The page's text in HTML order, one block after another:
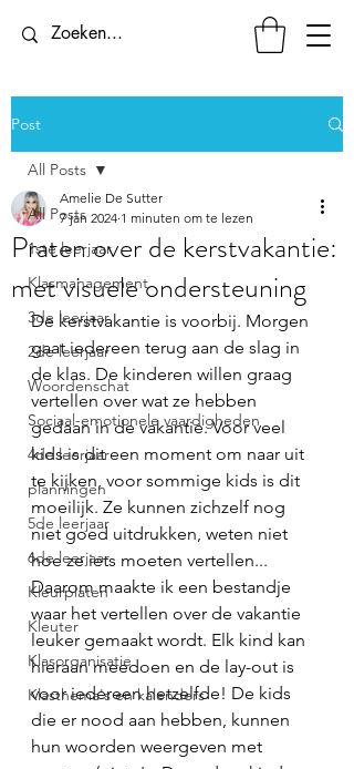
Post
All Posts
1ste leerjaar
Klasmanagement
3de leerjaar
2de leerjaar
Woordenschat
Sociaal-emotionele vaardigheden
4de leerjaar
planningen
5de leerjaar
6de leerjaar
Kleurplaten
Kleuter
Klasorganisatie
Klasthema's en kalenders
All Posts
Praten over de kerstvakantie:
met visuele ondersteuning
Amelie De Sutter
7 jan 2024 1 minuten om te lezen
De kerstvakantie is voorbij. Morgen
gaat iedereen terug aan de slag in
de klas. De kinderen willen graag
vertellen over wat ze hebben
gedaan in de vakantie. Voor veel
kids is dit een moment om naar uit
te kijken, voor sommige kids is dit
moeilijk. Ze kunnen zichzelf nog
niet goed uitdrukken, weten niet
hoe ze iets moeten vertellen...
Daarom maakte ik een bestandje
waar het vertellen over de vakantie
leuker gemaakt wordt. Elk kind kan
hieraan meedoen en de lay-out is
voor iedereen hetzelfde! De kids
die er nood aan hebben, kunnen
hun woorden weergeven met